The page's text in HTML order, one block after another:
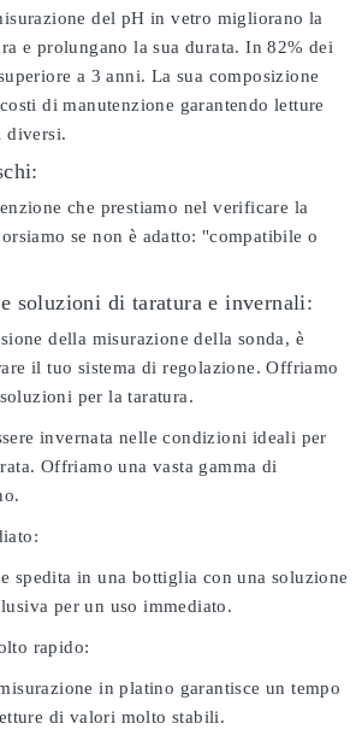
del pH in vetro migliorano la
e prolungano la sua durata. In 82% dei
a 3 anni. La sua composizione
di manutenzione garantendo letture
diversi.
che prestiamo nel verificare la
se non è adatto: "compatibile o
soluzioni di taratura e invernali:
della misurazione della sonda, è
il tuo sistema di regolazione. Offriamo
per la taratura.
invernata nelle condizioni ideali per
Offriamo una vasta gamma di
spedita in una bottiglia con una soluzione
per un uso immediato.
rapido:
in platino garantisce un tempo
di valori molto stabili.